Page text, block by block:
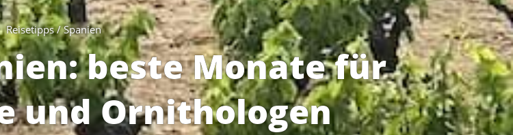
Reisetipps / Spanien
beste Monate für
und Ornithologen